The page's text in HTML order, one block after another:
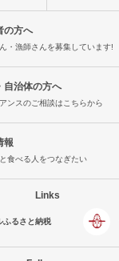
の方へ
・漁師さんを募集しています!
自治体の方へ
ンスのご相談はこちらから
報
食べる人をつなぎたい
Links
ふるさと納税